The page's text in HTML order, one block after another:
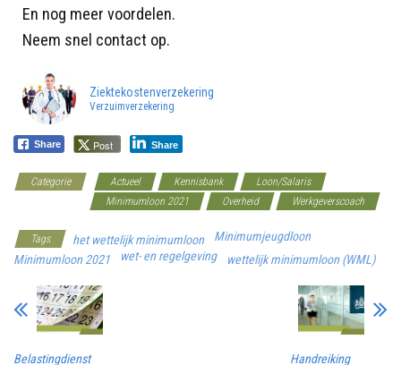
En nog meer voordelen.
Neem snel contact op.
Ziektekostenverzekering
Verzuimverzekering
Share Post Share
Categorie Actueel Kennisbank
Loon/Salaris
Minimumloon 2021 Overheid Werkgeverscoach
Tags het wettelijk minimumloon
Minimumjeugdloon
Minimumloon 2021
wet- en regelgeving wettelijk minimumloon (WML)
Belastingdienst
Handreiking